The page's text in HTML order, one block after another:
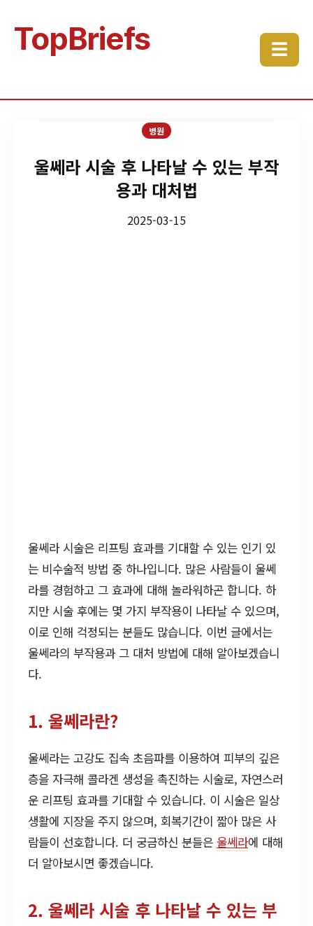
TopBriefs ☰
병원
울쎄라 시술 후 나타날 수 있는 부작
용과 대처법
2025-03-15
울쎄라 시술은 리프팅 효과를 기대할 수 있는 인기 있
는 비수술적 방법 중 하나입니다. 많은 사람들이 울쎄
라를 경험하고 그 효과에 대해 놀라워하곤 합니다. 하
지만 시술 후에는 몇 가지 부작용이 나타날 수 있으며,
이로 인해 걱정되는 분들도 많습니다. 이번 글에서는
울쎄라의 부작용과 그 대처 방법에 대해 알아보겠습니
다.
1. 울쎄라란?
울쎄라는 고강도 집속 초음파를 이용하여 피부의 깊은
층을 자극해 콜라겐 생성을 촉진하는 시술로, 자연스러
운 리프팅 효과를 기대할 수 있습니다. 이 시술은 일상
생활에 지장을 주지 않으며, 회복기간이 짧아 많은 사
람들이 선호합니다. 더 궁금하신 분들은 울쎄라에 대해
더 알아보시면 좋겠습니다.
2. 울쎄라 시술 후 나타날 수 있는 부